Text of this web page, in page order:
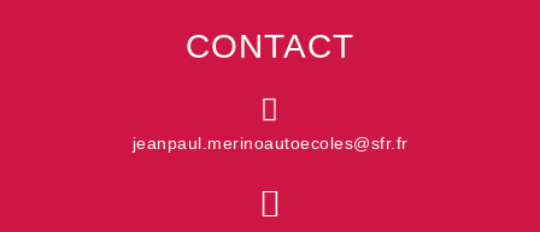
CONTACT
jeanpaul.merinoautoecoles@sfr.fr